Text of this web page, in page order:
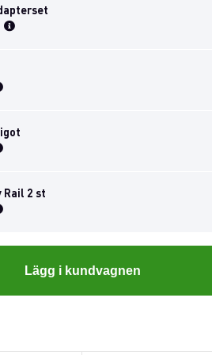
Rail 2 st
Lägg i kundvagnen